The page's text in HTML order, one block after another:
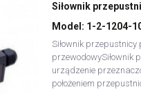
Siłownik
Model: 1-2-1204-
Siłownik
przewodowySiłownik
urządzenie
położeniem